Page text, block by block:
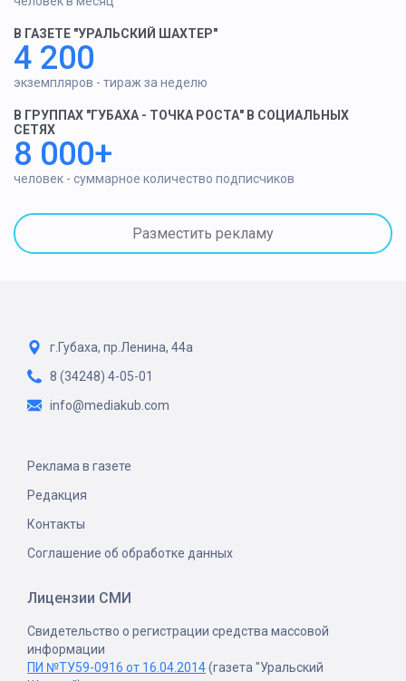
В ГАЗЕТЕ "УРАЛЬСКИЙ ШАХТЕР"
4 200
экземпляров - тираж за неделю
В ГРУППАХ "ГУБАХА - ТОЧКА РОСТА" В СОЦИАЛЬНЫХ
СЕТЯХ
8 000+
человек - суммарное количество подписчиков
Разместить рекламу
г.Губаха, пр.Ленина, 44а
8 (34248) 4-05-01
info@mediakub.com
Реклама в газете
Редакция
Контакты
Соглашение об обработке данных
Лицензии СМИ
Свидетельство о регистрации средства массовой
информации
ПИ №ТУ59-0916 от 16.04.2014(газета "Уральский